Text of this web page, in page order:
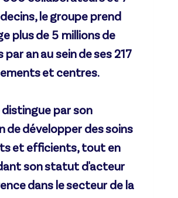
le groupe prend
plus de 5 millions de
an au sein de ses 217
et centres.
distingue par son
de développer des soins
et efficients, tout en
son statut d'acteur
dans le secteur de la